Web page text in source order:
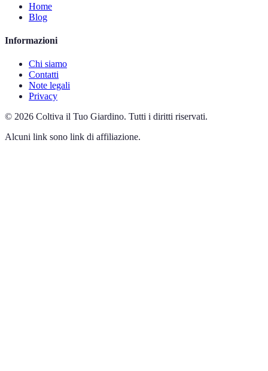
Home
Blog
Informazioni
Chi siamo
Contatti
Note legali
Privacy
© 2026 Coltiva il Tuo Giardino. Tutti i diritti riservati.
Alcuni link sono link di affiliazione.